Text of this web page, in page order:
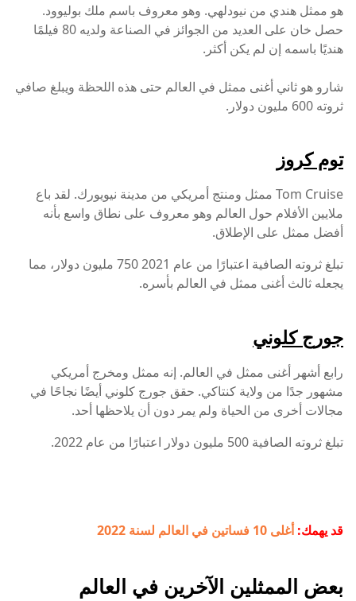
هو ممثل هندي من نيودلهي. وهو معروف باسم ملك بوليوود.
حصل خان على العديد من الجوائز في الصناعة ولديه 80 فيلمًا
هنديًا باسمه إن لم يكن أكثر.
شارو هو ثاني أغنى ممثل في العالم حتى هذه اللحظة ويبلغ صافي
ثروته 600 مليون دولار.
توم كروز
Tom Cruise ممثل ومنتج أمريكي من مدينة نيويورك. لقد باع
ملايين الأفلام حول العالم وهو معروف على نطاق واسع بأنه
أفضل ممثل على الإطلاق.
تبلغ ثروته الصافية اعتبارًا من عام 2021 750 مليون دولار، مما
يجعله ثالث أغنى ممثل في العالم بأسره.
جورج كلوني
رابع أشهر أغنى ممثل في العالم. إنه ممثل ومخرج أمريكي
مشهور جدًا من ولاية كنتاكي. حقق جورج كلوني أيضًا نجاحًا في
مجالات أخرى من الحياة ولم يمر دون أن يلاحظها أحد.
تبلغ ثروته الصافية 500 مليون دولار اعتبارًا من عام 2022.
قد يهمك:أغلى 10 فساتين في العالم لسنة 2022
بعض الممثلين الآخرين في العالم